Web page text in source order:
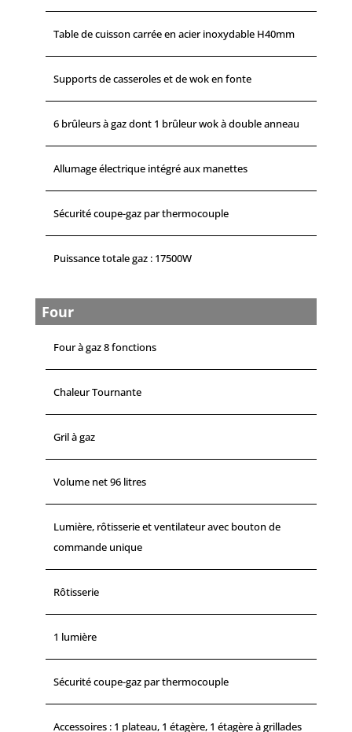
Table de cuisson carrée en acier inoxydable H40mm
Supports de casseroles et de wok en fonte
6 brûleurs à gaz dont 1 brûleur wok à double anneau
Allumage électrique intégré aux manettes
Sécurité coupe-gaz par thermocouple
Puissance totale gaz : 17500W
Four
Four à gaz 8 fonctions
Chaleur Tournante
Gril à gaz
Volume net 96 litres
Lumière, rôtisserie et ventilateur avec bouton de
commande unique
Rôtisserie
1 lumière
Sécurité coupe-gaz par thermocouple
Accessoires : 1 plateau, 1 étagère, 1 étagère à grillades